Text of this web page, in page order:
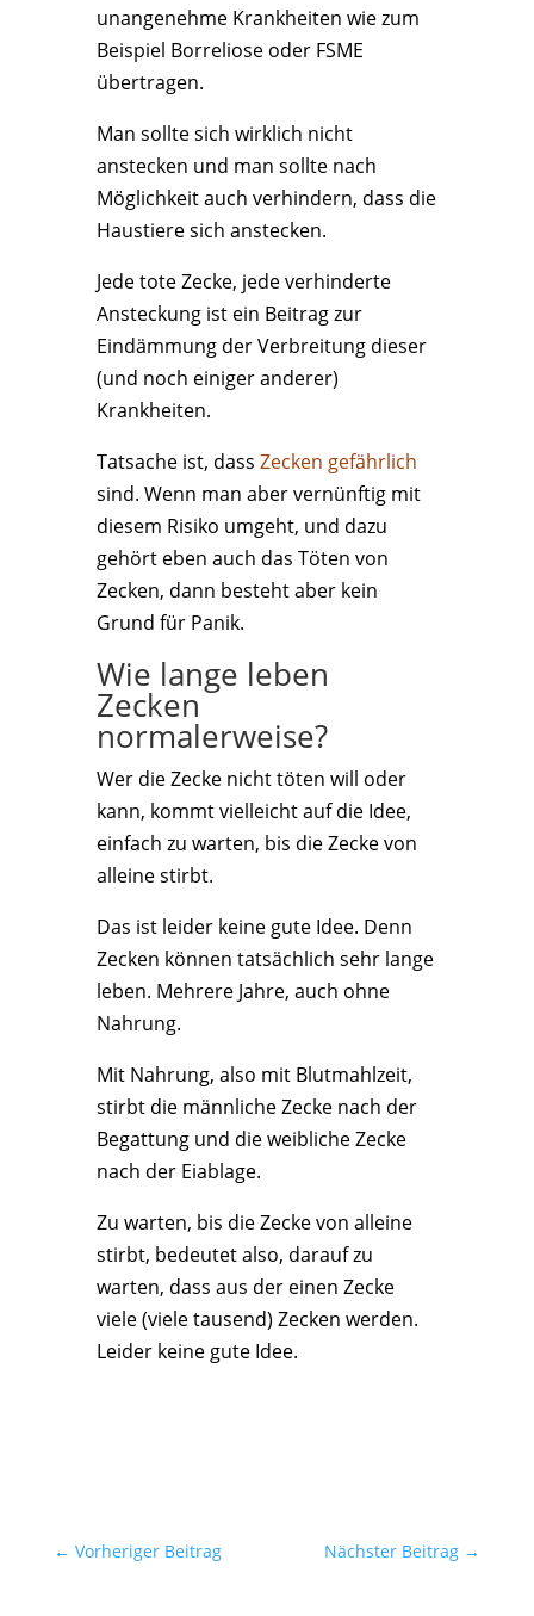
unangenehme Krankheiten wie zum
Beispiel Borreliose oder FSME
übertragen.
Man sollte sich wirklich nicht
anstecken und man sollte nach
Möglichkeit auch verhindern, dass die
Haustiere sich anstecken.
Jede tote Zecke, jede verhinderte
Ansteckung ist ein Beitrag zur
Eindämmung der Verbreitung dieser
(und noch einiger anderer)
Krankheiten.
Tatsache ist, dass Zecken gefährlich
sind. Wenn man aber vernünftig mit
diesem Risiko umgeht, und dazu
gehört eben auch das Töten von
Zecken, dann besteht aber kein
Grund für Panik.
Wie lange leben
Zecken
normalerweise?
Wer die Zecke nicht töten will oder
kann, kommt vielleicht auf die Idee,
einfach zu warten, bis die Zecke von
alleine stirbt.
Das ist leider keine gute Idee. Denn
Zecken können tatsächlich sehr lange
leben. Mehrere Jahre, auch ohne
Nahrung.
Mit Nahrung, also mit Blutmahlzeit,
stirbt die männliche Zecke nach der
Begattung und die weibliche Zecke
nach der Eiablage.
Zu warten, bis die Zecke von alleine
stirbt, bedeutet also, darauf zu
warten, dass aus der einen Zecke
viele (viele tausend) Zecken werden.
Leider keine gute Idee.
← Vorheriger Beitrag Nächster Beitrag →